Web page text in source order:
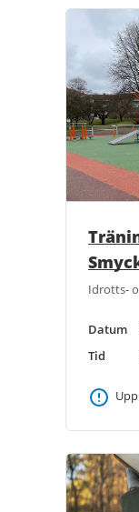
Idrotts-
Datum
Tid